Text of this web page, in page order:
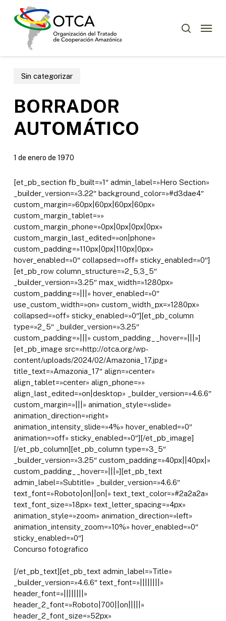
Menu
Sin categorizar
BORRADOR
AUTOMÁTICO
1 de enero de 1970
[et_pb_section fb_built=»1″ admin_label=»Hero Section»
_builder_version=»3.22″ background_color=»#d3dae4″
custom_margin=»60px|60px|60px|60px»
custom_margin_tablet=»»
custom_margin_phone=»0px|0px|0px|0px»
custom_margin_last_edited=»on|phone»
custom_padding=»110px|0px|110px|0px»
hover_enabled=»0″ collapsed=»off» sticky_enabled=»0″]
[et_pb_row column_structure=»2_5,3_5″
_builder_version=»3.25″ max_width=»1280px»
custom_padding=»|||» hover_enabled=»0″
use_custom_width=»on» custom_width_px=»1280px»
collapsed=»off» sticky_enabled=»0″][et_pb_column
type=»2_5″ _builder_version=»3.25″
custom_padding=»|||» custom_padding__hover=»|||»]
[et_pb_image src=»http://otca.org/wp-
content/uploads/2024/02/Amazonia_17.jpg»
title_text=»Amazonia_17″ align=»center»
align_tablet=»center» align_phone=»»
align_last_edited=»on|desktop» _builder_version=»4.6.6″
custom_margin=»|||» animation_style=»slide»
animation_direction=»right»
animation_intensity_slide=»4%» hover_enabled=»0″
animation=»off» sticky_enabled=»0″][/et_pb_image]
[/et_pb_column][et_pb_column type=»3_5″
_builder_version=»3.25″ custom_padding=»40px||40px|»
custom_padding__hover=»|||»][et_pb_text
admin_label=»Subtitle» _builder_version=»4.6.6″
text_font=»Roboto|on||on|» text_text_color=»#2a2a2a»
text_font_size=»18px» text_letter_spacing=»4px»
animation_style=»zoom» animation_direction=»left»
animation_intensity_zoom=»10%» hover_enabled=»0″
sticky_enabled=»0″]
Concurso fotografico
[/et_pb_text][et_pb_text admin_label=»Title»
_builder_version=»4.6.6″ text_font=»||||||||»
header_font=»||||||||»
header_2_font=»Roboto|700||on|||||»
header_2_font_size=»52px»